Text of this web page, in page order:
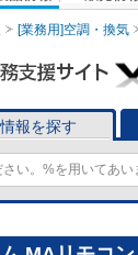
[業務用]空調・換気
報を探す